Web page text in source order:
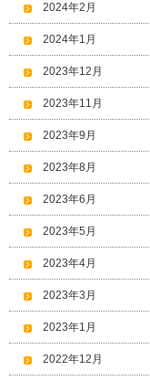
2024年2月
2024年1月
2023年12月
2023年11月
2023年9月
2023年8月
2023年6月
2023年5月
2023年4月
2023年3月
2023年1月
2022年12月